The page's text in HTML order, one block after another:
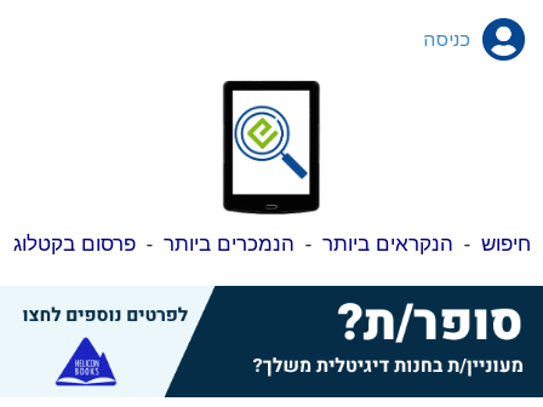
כניסה
חיפוש - הנקראים ביותר - הנמכרים ביותר -פרסום בקטלוג